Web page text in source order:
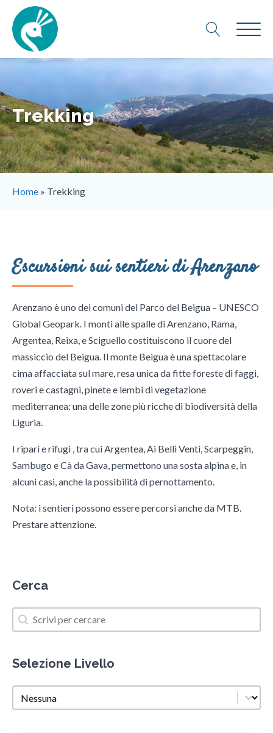
Trekking
Home » Trekking
Escursioni sui sentieri di Arenzano
Arenzano è uno dei comuni del Parco del Beigua – UNESCO
Global Geopark. I monti alle spalle di Arenzano, Rama,
Argentea, Reixa, e Sciguello costituiscono il cuore del
massiccio del Beigua. Il monte Beigua è una spettacolare
cima affacciata sul mare, resa unica da fitte foreste di faggi,
roveri e castagni, pinete e lembi di vegetazione
mediterranea: una delle zone più ricche di biodiversità della
Liguria.
I ripari e rifugi , tra cui Argentea, Ai Belli Venti, Scarpeggin,
Sambugo e Cà da Gava, permettono una sosta alpina e, in
alcuni casi, anche la possibilità di pernottamento.
Nota: i sentieri possono essere percorsi anche da MTB.
Prestare attenzione.
Cerca
Cerca
Cerca
Selezione Livello
Selezione Livello
Selezione Livello